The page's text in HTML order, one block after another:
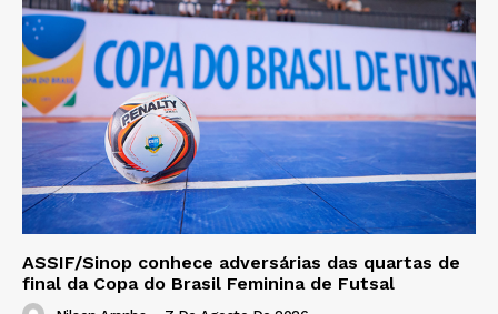
ASSIF/Sinop conhece adversárias das quartas de
final da Copa do Brasil Feminina de Futsal